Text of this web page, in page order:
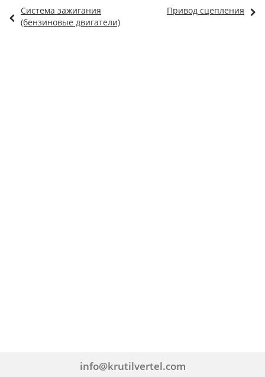
Система зажигания
(бензиновые двигатели)
Привод сцепления
info@krutilvertel.com